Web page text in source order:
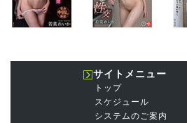
サイトメニュー
トップ
スケジュール
システムのご案内